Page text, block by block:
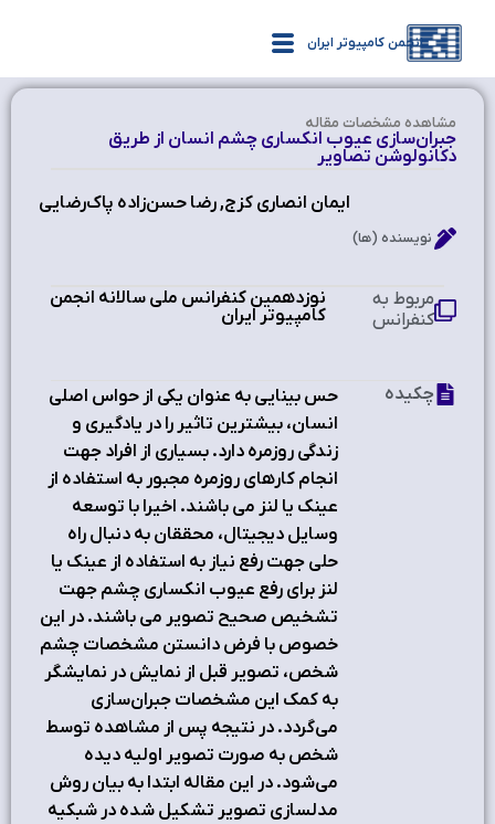
انجمن کامپیوتر ایران
مشاهده‌ مشخصات مقاله
جبران‌سازی عیوب انکساری چشم انسان از طریق
دکانولوشن تصاویر
ایمان انصاری کزج, رضا حسن‌زاده پاک‌رضایی
نویسنده (ها)
نوزدهمین کنفرانس ملی سالانه انجمن
کامپیوتر ایران
مربوط به
کنفرانس
حس بینایی به عنوان یکی از حواس اصلی
انسان، بیشترین تاثیر را در یادگیری و
زندگی روزمره‌ دارد. بسیاری از افراد جهت
انجام کارهای روزمره مجبور به استفاده از
عینک یا لنز می باشند. اخیرا با توسعه
وسایل دیجیتال، محققان به دنبال راه
حلی جهت رفع نیاز به استفاده از عینک یا
لنز برای رفع عیوب انکساری چشم جهت
تشخیص صحیح تصویر می باشند. در این
خصوص با فرض دانستن مشخصات چشم
شخص، تصویر قبل از نمایش در نمایشگر
به کمک این مشخصات جبران‌سازی
می‌گردد. در نتیجه پس از مشاهده توسط
شخص به صورت تصویر اولیه دیده
می‌شود. در این مقاله ابتدا به بیان روش
مدلسازی تصویر تشکیل شده در شبکیه
چکیده